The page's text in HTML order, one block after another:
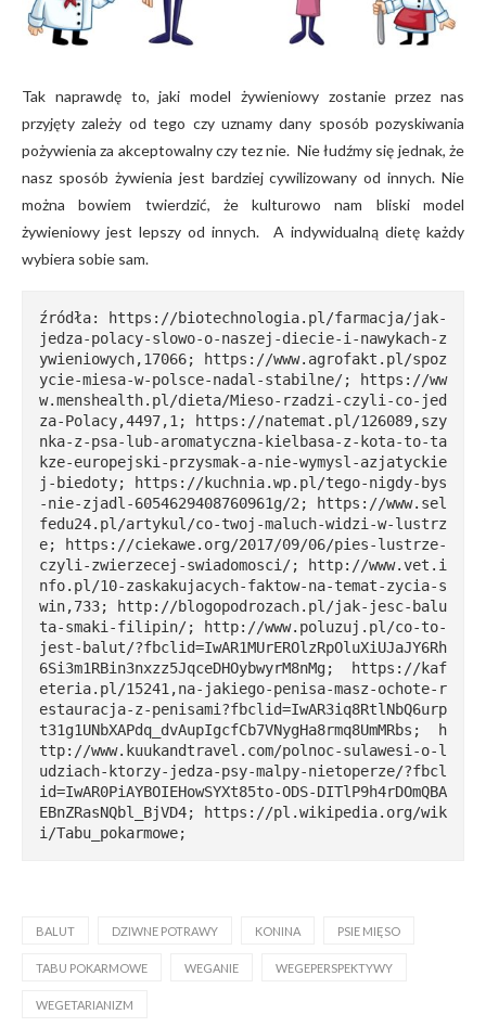
Tak naprawdę to, jaki model żywieniowy zostanie przez nas
przyjęty zależy od tego czy uznamy dany sposób pozyskiwania
pożywienia za akceptowalny czy tez nie. Nie łudźmy się jednak, że
nasz sposób żywienia jest bardziej cywilizowany od innych. Nie
można bowiem twierdzić, że kulturowo nam bliski model
żywieniowy jest lepszy od innych. A indywidualną dietę każdy
wybiera sobie sam.
źródła: https://biotechnologia.pl/farmacja/jak-
jedza-polacy-slowo-o-naszej-diecie-i-nawykach-z
ywieniowych,17066; https://www.agrofakt.pl/spoz
ycie-miesa-w-polsce-nadal-stabilne/; https://ww
w.menshealth.pl/dieta/Mieso-rzadzi-czyli-co-jed
za-Polacy,4497,1; https://natemat.pl/126089,szy
nka-z-psa-lub-aromatyczna-kielbasa-z-kota-to-ta
kze-europejski-przysmak-a-nie-wymysl-azjatyckie
j-biedoty; https://kuchnia.wp.pl/tego-nigdy-bys
-nie-zjadl-6054629408760961g/2; https://www.sel
fedu24.pl/artykul/co-twoj-maluch-widzi-w-lustrz
e; https://ciekawe.org/2017/09/06/pies-lustrze-
czyli-zwierzecej-swiadomosci/; http://www.vet.i
nfo.pl/10-zaskakujacych-faktow-na-temat-zycia-s
win,733; http://blogopodrozach.pl/jak-jesc-balu
ta-smaki-filipin/; http://www.poluzuj.pl/co-to-
jest-balut/?fbclid=IwAR1MUrEROlzRpOluXiUJaJY6Rh
6Si3m1RBin3nxzz5JqceDHOybwyrM8nMg;  https://kaf
eteria.pl/15241,na-jakiego-penisa-masz-ochote-r
estauracja-z-penisami?fbclid=IwAR3iq8RtlNbQ6urp
t31g1UNbXAPdq_dvAupIgcfCb7VNygHa8rmq8UmMRbs;  h
ttp://www.kuukandtravel.com/polnoc-sulawesi-o-l
udziach-ktorzy-jedza-psy-malpy-nietoperze/?fbcl
id=IwAR0PiAYBOIEHowSYXt85to-ODS-DITlP9h4rDOmQBA
EBnZRasNQbl_BjVD4; https://pl.wikipedia.org/wik
i/Tabu_pokarmowe;
BALUT DZIWNE POTRAWY KONINA PSIE MIĘSO
TABU POKARMOWE WEGANIE WEGEPERSPEKTYWY
WEGETARIANIZM